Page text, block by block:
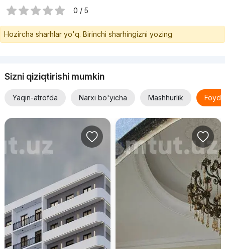
0 / 5
Hozircha sharhlar yo'q. Birinchi sharhingizni yozing
Sizni qiziqtirishi mumkin
Yaqin-atrofda Narxi bo'yicha Mashhurlik